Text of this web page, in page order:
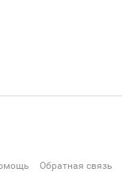
Обратная связь